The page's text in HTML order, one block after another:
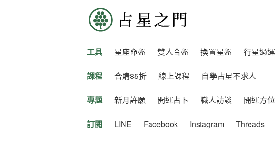
占星之門
工具 星座命盤 雙人合盤 換置星盤 行星過運
課程 合購85折 線上課程 自學占星不求人
專題 新月許願 開運占卜 職人訪談 開運方位
訂閱 LINE Facebook Instagram Threads